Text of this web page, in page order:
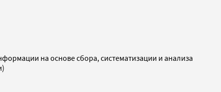
на основе сбора, систематизации и анализа